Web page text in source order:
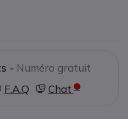
- Numéro gratuit
F.A.Q Chat